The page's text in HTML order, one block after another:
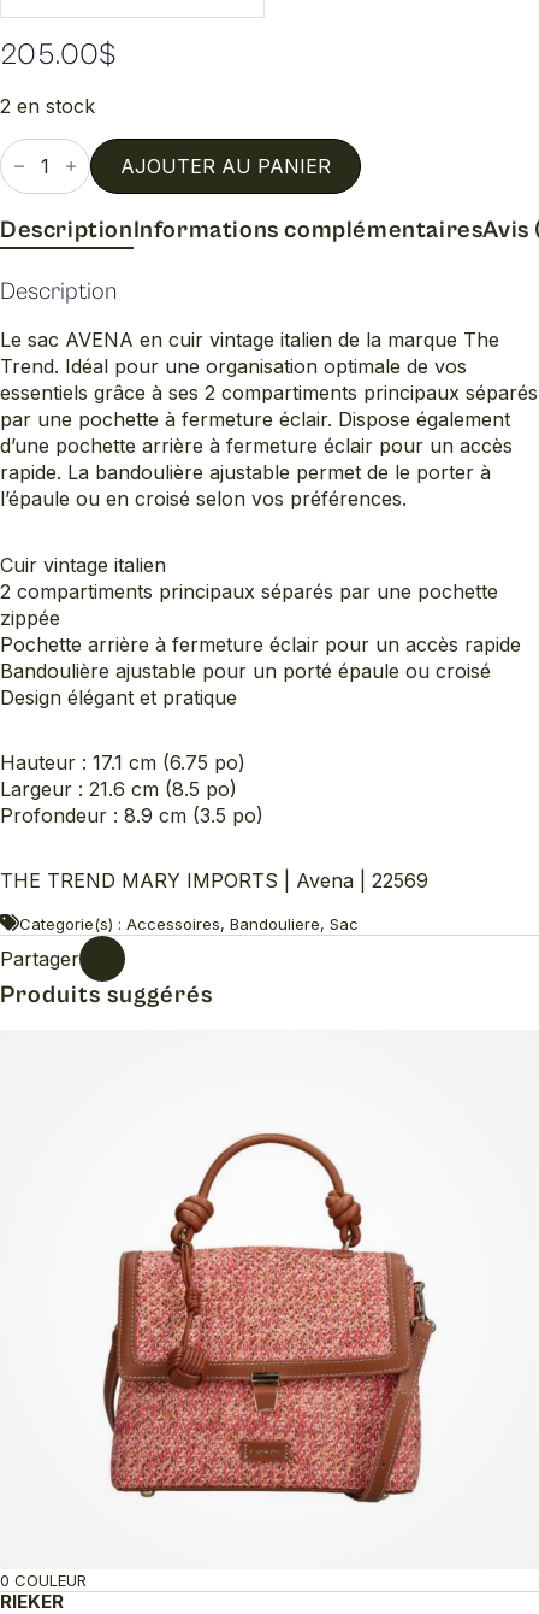
205.00$
2 en stock
quantité
de
Avena
AJOUTER AU PANIER
DescriptionInformations complémentairesAvis
Description
Le sac AVENA en cuir vintage italien de la marque The
Trend. Idéal pour une organisation optimale de vos
essentiels grâce à ses 2 compartiments principaux séparés
par une pochette à fermeture éclair. Dispose également
d’une pochette arrière à fermeture éclair pour un accès
rapide. La bandoulière ajustable permet de le porter à
l’épaule ou en croisé selon vos préférences.
Cuir vintage italien
2 compartiments principaux séparés par une pochette
zippée
Pochette arrière à fermeture éclair pour un accès rapide
Bandoulière ajustable pour un porté épaule ou croisé
Design élégant et pratique
Hauteur : 17.1 cm (6.75 po)
Largeur : 21.6 cm (8.5 po)
Profondeur : 8.9 cm (3.5 po)
THE TREND MARY IMPORTS | Avena | 22569
Categorie(s) : Accessoires, Bandouliere, Sac
Partager
Produits suggérés
RIEKER
0 COULEUR